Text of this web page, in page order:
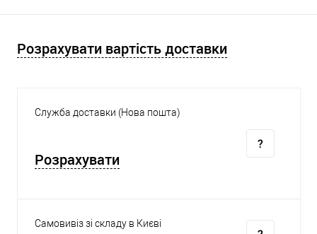
Розрахувати вартість доставки
Служба доставки (Нова пошта)
Розрахувати
Самовивіз зі складу в Києві